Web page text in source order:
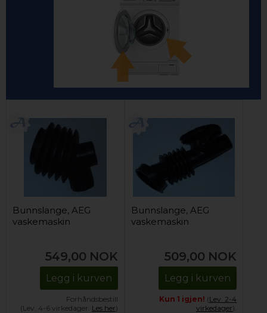
Bunnslange, AEG
vaskemaskin
549,00 NOK
Legg i kurven
Forhåndsbestill
(Lev. 4-6 virkedager. Les her)
Bunnslange, AEG
vaskemaskin
509,00 NOK
Legg i kurven
Kun 1 igjen! (Lev. 2-4
virkedager).